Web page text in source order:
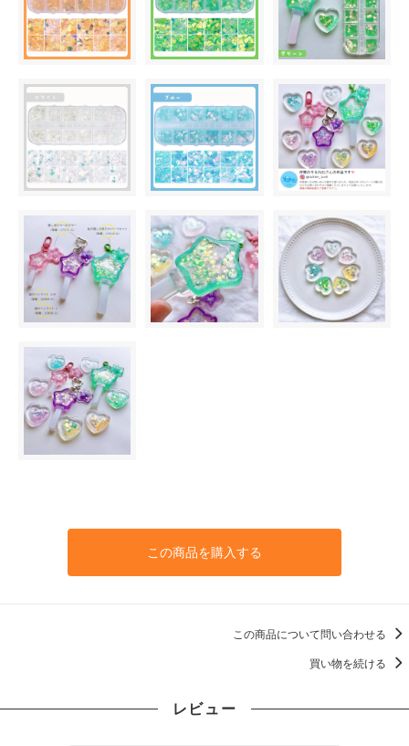
この商品を購入する
この商品について問い合わせる
買い物を続ける
レビュー